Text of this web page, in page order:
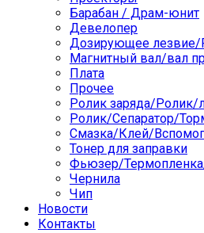
Барабан / Драм-юнит
Девелопер
Дозирующее лезвие/
Магнитный вал/вал
Плата
Прочее
Ролик заряда/Ролик/
Ролик/Сепаратор/
Смазка/Клей/
Тонер для заправки
Фьюзер/
Чернила
Чип
Новости
Контакты